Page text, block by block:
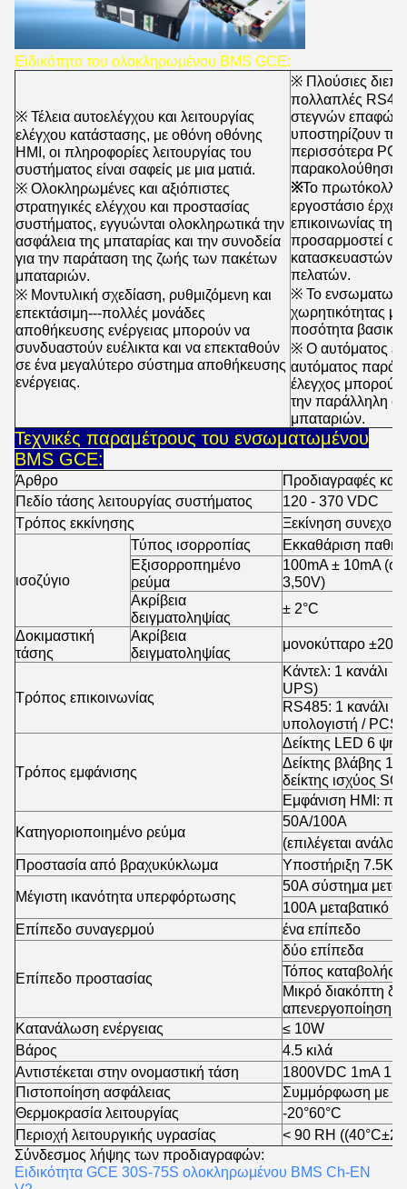
Ειδικότητα του ολοκληρωμένου BMS GCE:
※ Τέλεια αυτοελέγχου και λειτουργίας
ελέγχου κατάστασης, με οθόνη οθόνης
HMI, οι πληροφορίες λειτουργίας του
συστήματος είναι σαφείς με μια ματιά.
※ Ολοκληρωμένες και αξιόπιστες
στρατηγικές ελέγχου και προστασίας
συστήματος, εγγυώνται ολοκληρωτικά την
ασφάλεια της μπαταρίας και την συνοδεία
για την παράταση της ζωής των πακέτων
μπαταριών.
※ Μοντυλική σχεδίαση, ρυθμιζόμενη και
επεκτάσιμη---πολλές μονάδες
αποθήκευσης ενέργειας μπορούν να
συνδυαστούν ευέλικτα και να επεκταθούν
σε ένα μεγαλύτερο σύστημα αποθήκευσης
ενέργειας.
※ Πλούσιες
πολλαπλές
στεγνών επαφών
υποστηρίζουν
περισσότερα PCS
παρακολούθησης
※Το πρωτόκολλο
εργοστάσιο
επικοινωνίας της
προσαρμοστεί
κατασκευαστών
πελατών.
※ Το
χωρητικότητας
ποσότητα
※ Ο αυτόματος
αυτόματος
έλεγχος μπορούν
την παράλληλη
μπαταριών.
Τεχνικές παραμέτρους του ενσωματωμένου
BMS GCE:
Άρθρο
Προδιαγραφές και
Πεδίο τάσης λειτουργίας συστήματος
120 - 370 VDC
Τρόπος εκκίνησης
Ξεκίνηση
ισοζύγιο
Τύπος ισορροπίας
Εκκαθάριση
Εξισορροπημένο
ρεύμα
100mA ± 10mA
3,50V)
Ακρίβεια
δειγματοληψίας
± 2°C
Δοκιμαστική
τάσης
Ακρίβεια
δειγματοληψίας
μονοκύτταρο
Τρόπος επικοινωνίας
Κάντελ: 1 κανάλι
UPS)
RS485: 1 κανάλι
υπολογιστή / PCS
Τρόπος εμφάνισης
Δείκτης LED 6
Δείκτης βλάβης 1
δείκτης ισχύος
Εμφάνιση HMI:
Κατηγοριοποιημένο ρεύμα
50A/100A
(επιλέγεται
Προστασία από βραχυκύκλωμα
Υποστήριξη 7.5KA
Μέγιστη ικανότητα υπερφόρτωσης
50A σύστημα
100A μεταβατικό
Επίπεδο συναγερμού
ένα επίπεδο
Επίπεδο προστασίας
δύο επίπεδα
Τόπος καταβολής/
Μικρό διακόπτη
απενεργοποίηση
Κατανάλωση ενέργειας
≤ 10W
Βάρος
4.5 κιλά
Αντιστέκεται στην ονομαστική τάση
1800VDC 1mA 1
Πιστοποίηση ασφάλειας
Συμμόρφωση με
Θερμοκρασία λειτουργίας
-20°60°C
Περιοχή λειτουργικής υγρασίας
< 90 RH
Σύνδεσμος λήψης των προδιαγραφών:
Ειδικότητα GCE 30S-75S ολοκληρωμένου BMS Ch-EN